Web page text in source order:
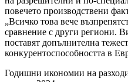
повечето производствени
„Всичко това вече
сравнение с други региони.
поставят допълнителна
конкурентоспособността в
Годишни икономии на